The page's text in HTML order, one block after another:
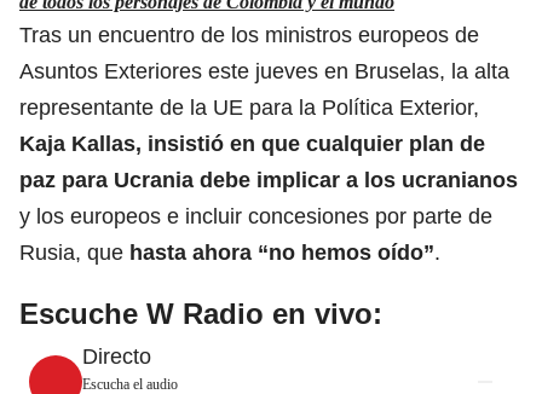
Tras un encuentro de los ministros europeos de
Asuntos Exteriores este jueves en Bruselas, la alta
representante de la UE para la Política Exterior,
Kaja Kallas, insistió en que cualquier plan de
paz para Ucrania debe implicar a los ucranianos
y los europeos e incluir concesiones por parte de
Rusia, que hasta ahora “no hemos oído”.
Escuche W Radio en vivo:
Directo
Escucha el audio